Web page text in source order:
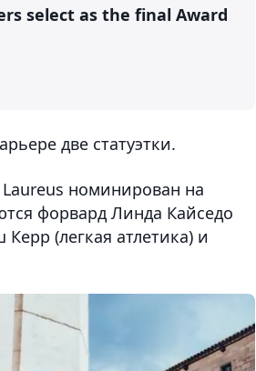
select as the final Award
две статуэтки.
номинирован на
форвард Линда Кайседо
(легкая атлетика) и